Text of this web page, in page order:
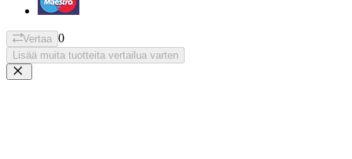
Vertaa 0
Lisää muita tuotteita vertailua varten